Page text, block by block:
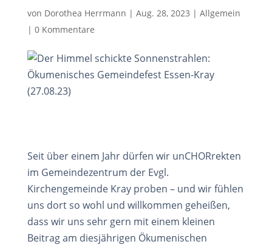
von Dorothea Herrmann | Aug. 28, 2023 | Allgemein
| 0 Kommentare
Seit über einem Jahr dürfen wir unCHORrekten
im Gemeindezentrum der Evgl.
Kirchengemeinde Kray proben – und wir fühlen
uns dort so wohl und willkommen geheißen,
dass wir uns sehr gern mit einem kleinen
Beitrag am diesjährigen Ökumenischen